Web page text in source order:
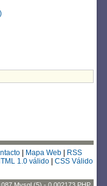
Mapa Web
RSS
1.0 válido
CSS Válido